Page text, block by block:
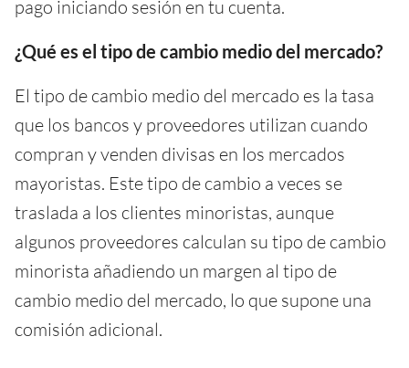
pago iniciando sesión en tu cuenta.
¿Qué es el tipo de cambio medio del mercado?
El tipo de cambio medio del mercado es la tasa
que los bancos y proveedores utilizan cuando
compran y venden divisas en los mercados
mayoristas. Este tipo de cambio a veces se
traslada a los clientes minoristas, aunque
algunos proveedores calculan su tipo de cambio
minorista añadiendo un margen al tipo de
cambio medio del mercado, lo que supone una
comisión adicional.